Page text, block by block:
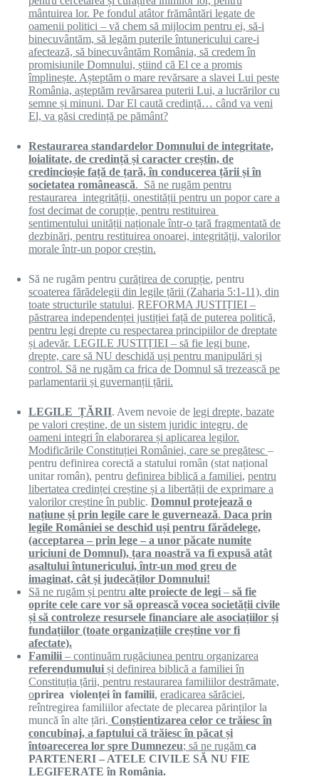
mântuirea lor. Pe fondul atâtor frământări legate de
oamenii politici – vă chem să mijlocim pentru ei, să-i
binecuvântăm, să legăm puterile întunericului care-i
afectează, să binecuvântăm România, să credem în
promisiunile Domnului, știind că El ce a promis
împlinește. Așteptăm o mare revărsare a slavei Lui peste
România, așteptăm revărsarea puterii Lui, a lucrărilor cu
semne și minuni. Dar El caută credință… când va veni
El, va găsi credință pe pământ?
Restaurarea standardelor Domnului de integritate,
loialitate, de credință și caracter creștin, de
credincioșie față de țară, în conducerea țării și în
societatea românească. Să ne rugăm pentru
restaurarea integrității, onestității pentru un popor care a
fost decimat de corupție, pentru restituirea
sentimentului unității naționale într-o țară fragmentată de
dezbinări, pentru restituirea onoarei, integrității, valorilor
morale într-un popor creștin.
Să ne rugăm pentru curățirea de corupție, pentru
scoaterea fărădelegii din legile țării (Zaharia 5:1-11), din
toate structurile statului. REFORMA JUSTIȚIEI –
păstrarea independenței justiției față de puterea politică,
pentru legi drepte cu respectarea principiilor de dreptate
și adevăr. LEGILE JUSTIȚIEI – să fie legi bune,
drepte, care să NU deschidă uși pentru manipulări și
control. Să ne rugăm ca frica de Domnul să trezească pe
parlamentarii și guvernanții țării.
LEGILE ȚĂRII. Avem nevoie de legi drepte, bazate
pe valori creștine, de un sistem juridic integru, de
oameni integriîn elaborarea și aplicarea legilor.
Modificările Constituției României, care se pregătesc –
pentru definirea corectă a statului român (stat național
unitar român), pentru definirea biblică a familiei, pentru
libertatea credinței creștine și a libertății de exprimare a
valorilor creștine în public. Domnul protejează o
națiune și prin legile care le guvernează. Daca prin
legile României se deschid uși pentru fărădelege,
(acceptarea – prin lege – a unor păcate numite
uriciuni de Domnul), țara noastră va fi expusă atât
asaltului întunericului, într-un mod greu de
imaginat, cât și judecăților Domnului!
Să ne rugăm și pentru alte proiecte de legi – să fie
oprite cele care vor să oprească vocea societății civile
și să controleze resursele financiare ale asociațiilor și
fundațiilor (toate organizațiile creștine vor fi
afectate).
Familii – continuăm rugăciunea pentru organizarea
referendumului și definirea biblică a familiei în
Constituția țării, pentru restaurarea familiilor destrămate,
oprirea violenței în familii, eradicarea sărăciei,
reîntregirea familiilor afectate de plecarea părinților la
muncă în alte țări. Conștientizarea celor ce trăiesc în
concubinaj, a faptului că trăiesc în păcat și
întoarecerea lor spre Dumnezeu; să ne rugăm ca
PARTENERI – ATELE CIVILE SĂ NU FIE
LEGIFERATE în România.